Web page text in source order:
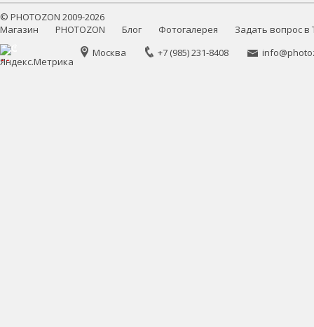
© PHOTOZON 2009-2026
Магазин
PHOTOZON Блог Фотогалерея
Задать вопрос в
Москва
+7 (985) 231-8408